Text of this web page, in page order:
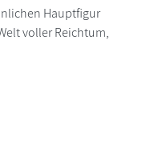
Hauptfigur
voller Reichtum,